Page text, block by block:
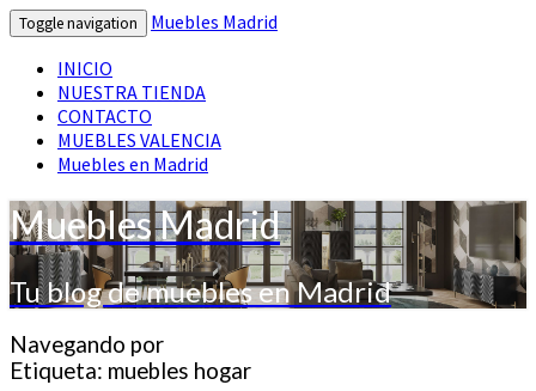
Toggle navigation
Muebles Madrid
INICIO
NUESTRA TIENDA
CONTACTO
MUEBLES VALENCIA
Muebles en Madrid
Muebles Madrid
Tu blog de muebles en Madrid
Navegando por
Etiqueta: muebles hogar